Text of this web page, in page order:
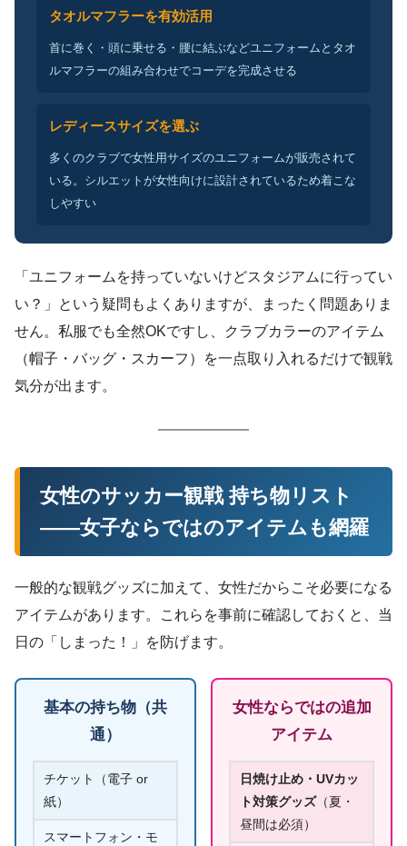
タオルマフラーを有効活用
首に巻く・頭に乗せる・腰に結ぶなどユニフォームとタオ
ルマフラーの組み合わせでコーデを完成させる
レディースサイズを選ぶ
多くのクラブで女性用サイズのユニフォームが販売されて
いる。シルエットが女性向けに設計されているため着こな
しやすい
「ユニフォームを持っていないけどスタジアムに行ってい
い？」という疑問もよくありますが、まったく問題ありま
せん。私服でも全然OKですし、クラブカラーのアイテム
（帽子・バッグ・スカーフ）を一点取り入れるだけで観戦
気分が出ます。
女性のサッカー観戦 持ち物リスト
——女子ならではのアイテムも網羅
一般的な観戦グッズに加えて、女性だからこそ必要になる
アイテムがあります。これらを事前に確認しておくと、当
日の「しまった！」を防げます。
基本の持ち物（共
通）
チケット（電子 or
紙）
スマートフォン・モ
女性ならではの追加
アイテム
日焼け止め・UVカッ
ト対策グッズ（夏・
昼間は必須）